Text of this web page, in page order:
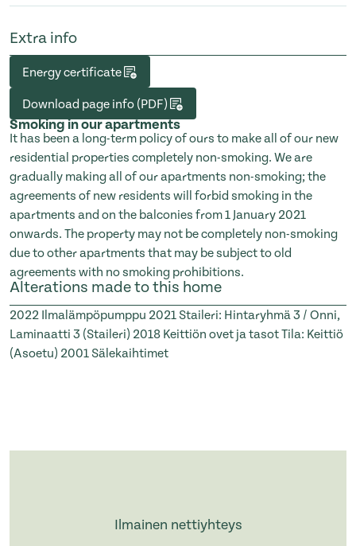
Extra info
Energy certificate
Download page info (PDF)
Smoking in our apartments
It has been a long-term policy of ours to make all of our new
residential properties completely non-smoking. We are
gradually making all of our apartments non-smoking; the
agreements of new residents will forbid smoking in the
apartments and on the balconies from 1 January 2021
onwards. The property may not be completely non-smoking
due to other apartments that may be subject to old
agreements with no smoking prohibitions.
Alterations made to this home
2022 Ilmalämpöpumppu 2021 Staileri: Hintaryhmä 3 / Onni,
Laminaatti 3 (Staileri) 2018 Keittiön ovet ja tasot Tila: Keittiö
(Asoetu) 2001 Sälekaihtimet
Ilmainen nettiyhteys